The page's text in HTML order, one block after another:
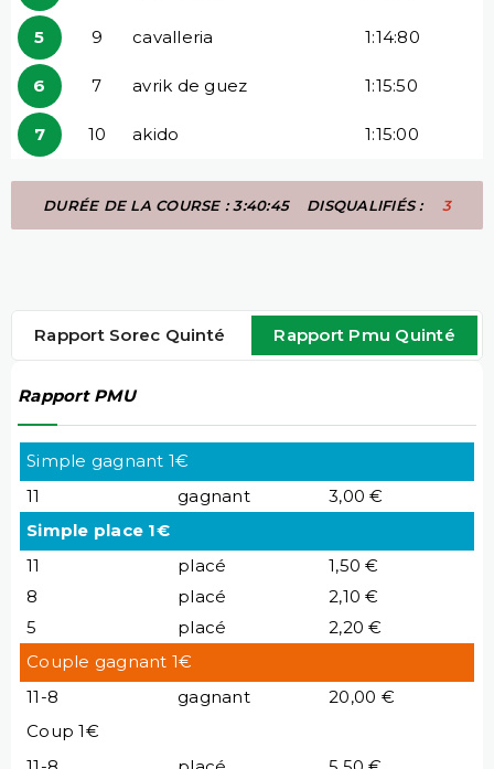
5 9 cavalleria 1:14:80
6 7 avrik de guez 1:15:50
7 10 akido 1:15:00
DURÉE DE LA COURSE : 3:40:45 DISQUALIFIÉS : 3
Rapport Sorec Quinté Rapport Pmu Quinté
Rapport PMU
Simple gagnant 1€
11
gagnant
3,00 €
Simple place 1€
11
placé
1,50 €
8
placé
2,10 €
5
placé
2,20 €
Couple gagnant 1€
11-8
gagnant
20,00 €
Coup 1€